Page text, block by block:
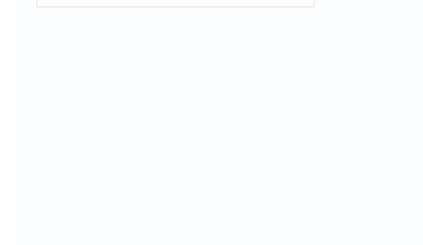
yeni düzenleme: Sözleşme limitleri güncellendi,